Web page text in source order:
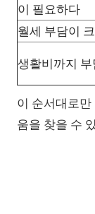
이 필요하다
월세 부담이
생활비까지
이 순서대로
움을 찾을 수